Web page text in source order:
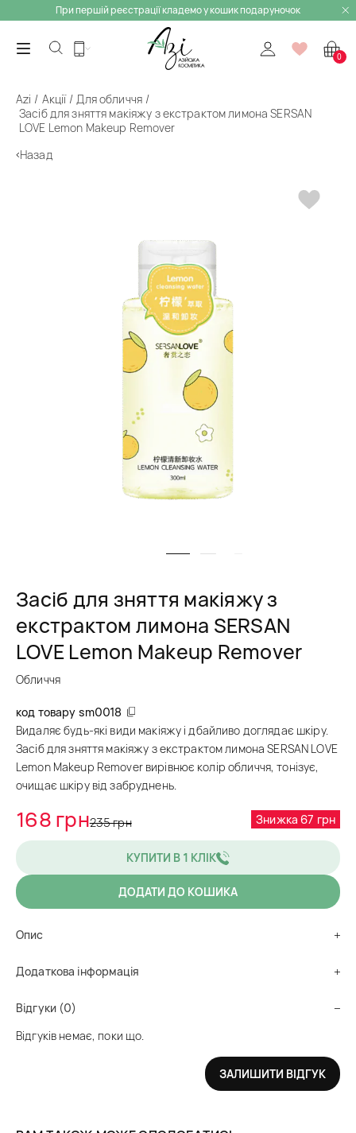
При першій реєстрації кладемо у кошик подаруночок
0
Azi Акції
Для обличчя
Засіб для зняття макіяжу з екстрактом лимона SERSAN
LOVE Lemon Makeup Remover
Назад
Засіб для зняття макіяжу з
екстрактом лимона SERSAN
LOVE Lemon Makeup Remover
Обличчя
код товару sm0018
Видаляє будь-які види макіяжу і дбайливо доглядає шкіру.
Засіб для зняття макіяжу з екстрактом лимона SERSAN LOVE
Lemon Makeup Remover вирівнює колір обличчя, тонізує,
очищає шкіру від забруднень.
168 грн235 грн Знижка 67 грн
КУПИТИ В 1 КЛІК
ДОДАТИ ДО КОШИКА
Опис
Додаткова інформація
Відгуки (0)
Відгуків немає, поки що.
ЗАЛИШИТИ ВІДГУК